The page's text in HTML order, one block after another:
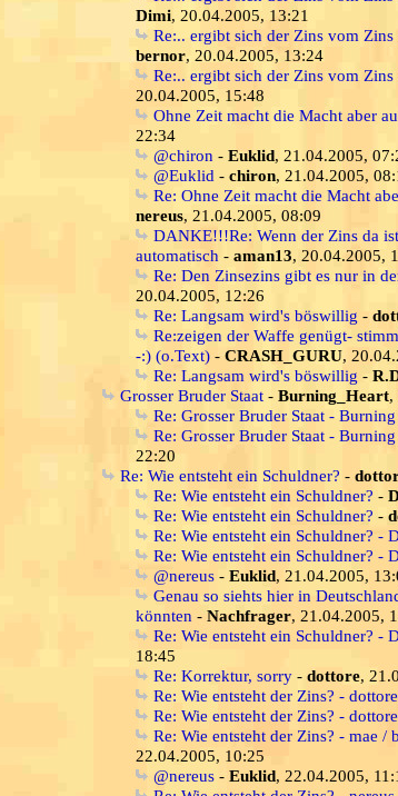
Dimi, 20.04.2005, 13:21
Re:.. ergibt sich der Zins vom
bernor, 20.04.2005, 13:24
Re:.. ergibt sich der Zins vom
20.04.2005, 15:48
Ohne Zeit macht die Macht aber
22:34
@chiron - Euklid, 21.04.2005,
@Euklid - chiron, 21.04.2005,
Re: Ohne Zeit macht die Macht
nereus, 21.04.2005, 08:09
DANKE!!!Re: Wenn der Zins da
automatisch - aman13, 20.04.2005,
Re: Den Zinsezins gibt es nur in
20.04.2005, 12:26
Re: Langsam wird's böswillig -
Re:zeigen der Waffe genügt-
-:) (o.Text) - CRASH_GURU,
Re: Langsam wird's böswillig -
Grosser Bruder Staat - Burning_Heart,
Re: Grosser Bruder Staat -
Re: Grosser Bruder Staat -
22:20
Re: Wie entsteht ein Schuldner? -
Re: Wie entsteht ein Schuldner? -
Re: Wie entsteht ein Schuldner? -
Re: Wie entsteht ein Schuldner? -
Re: Wie entsteht ein Schuldner? -
@nereus - Euklid, 21.04.2005,
Genau so siehts hier in
könnten - Nachfrager, 21.04.2005,
Re: Wie entsteht ein Schuldner? -
18:45
Re: Korrektur, sorry - dottore,
Re: Wie entsteht der Zins? - dottore
Re: Wie entsteht der Zins? - dottore
Re: Wie entsteht der Zins? - mae /
22.04.2005, 10:25
@nereus - Euklid, 22.04.2005,